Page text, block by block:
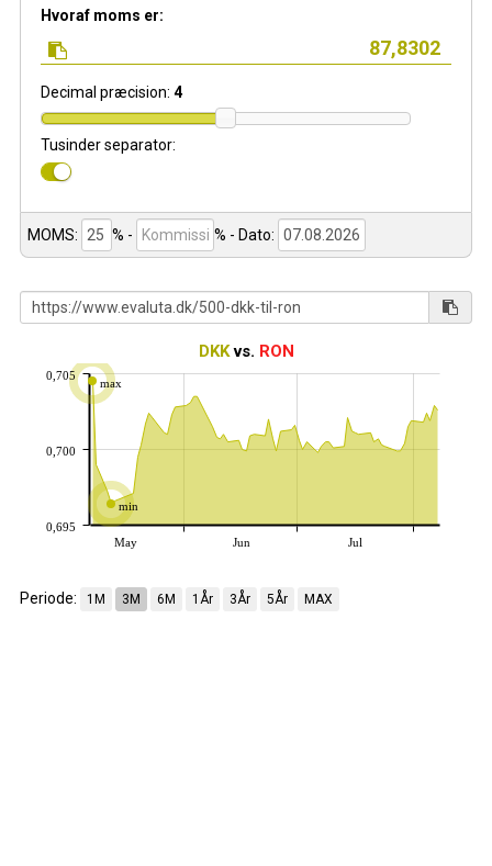
Hvoraf moms er:
Decimal præcision: 4
Tusinder separator:
MOMS: % - % - Dato:
DKKvs. RON
max
min
May Jun Jul
0,695
0,700
0,705
Periode: 1M 3M 6M 1År 3År 5År MAX